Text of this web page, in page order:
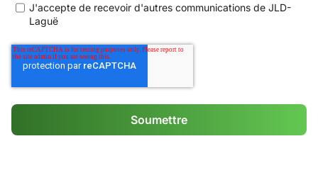
J'accepte de recevoir d'autres communications de JLD-
Laguë